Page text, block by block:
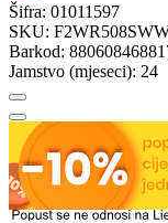
Šifra: 01011597
SKU:
Barkod:
Jamstvo (mjeseci): 24